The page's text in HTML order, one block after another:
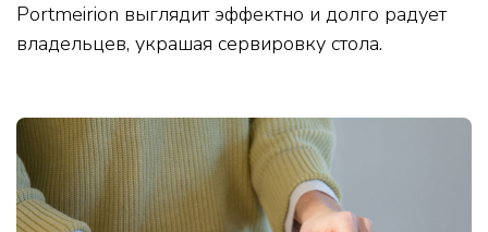
Portmeirion выглядит эффектно и долго радует
владельцев, украшая сервировку стола.